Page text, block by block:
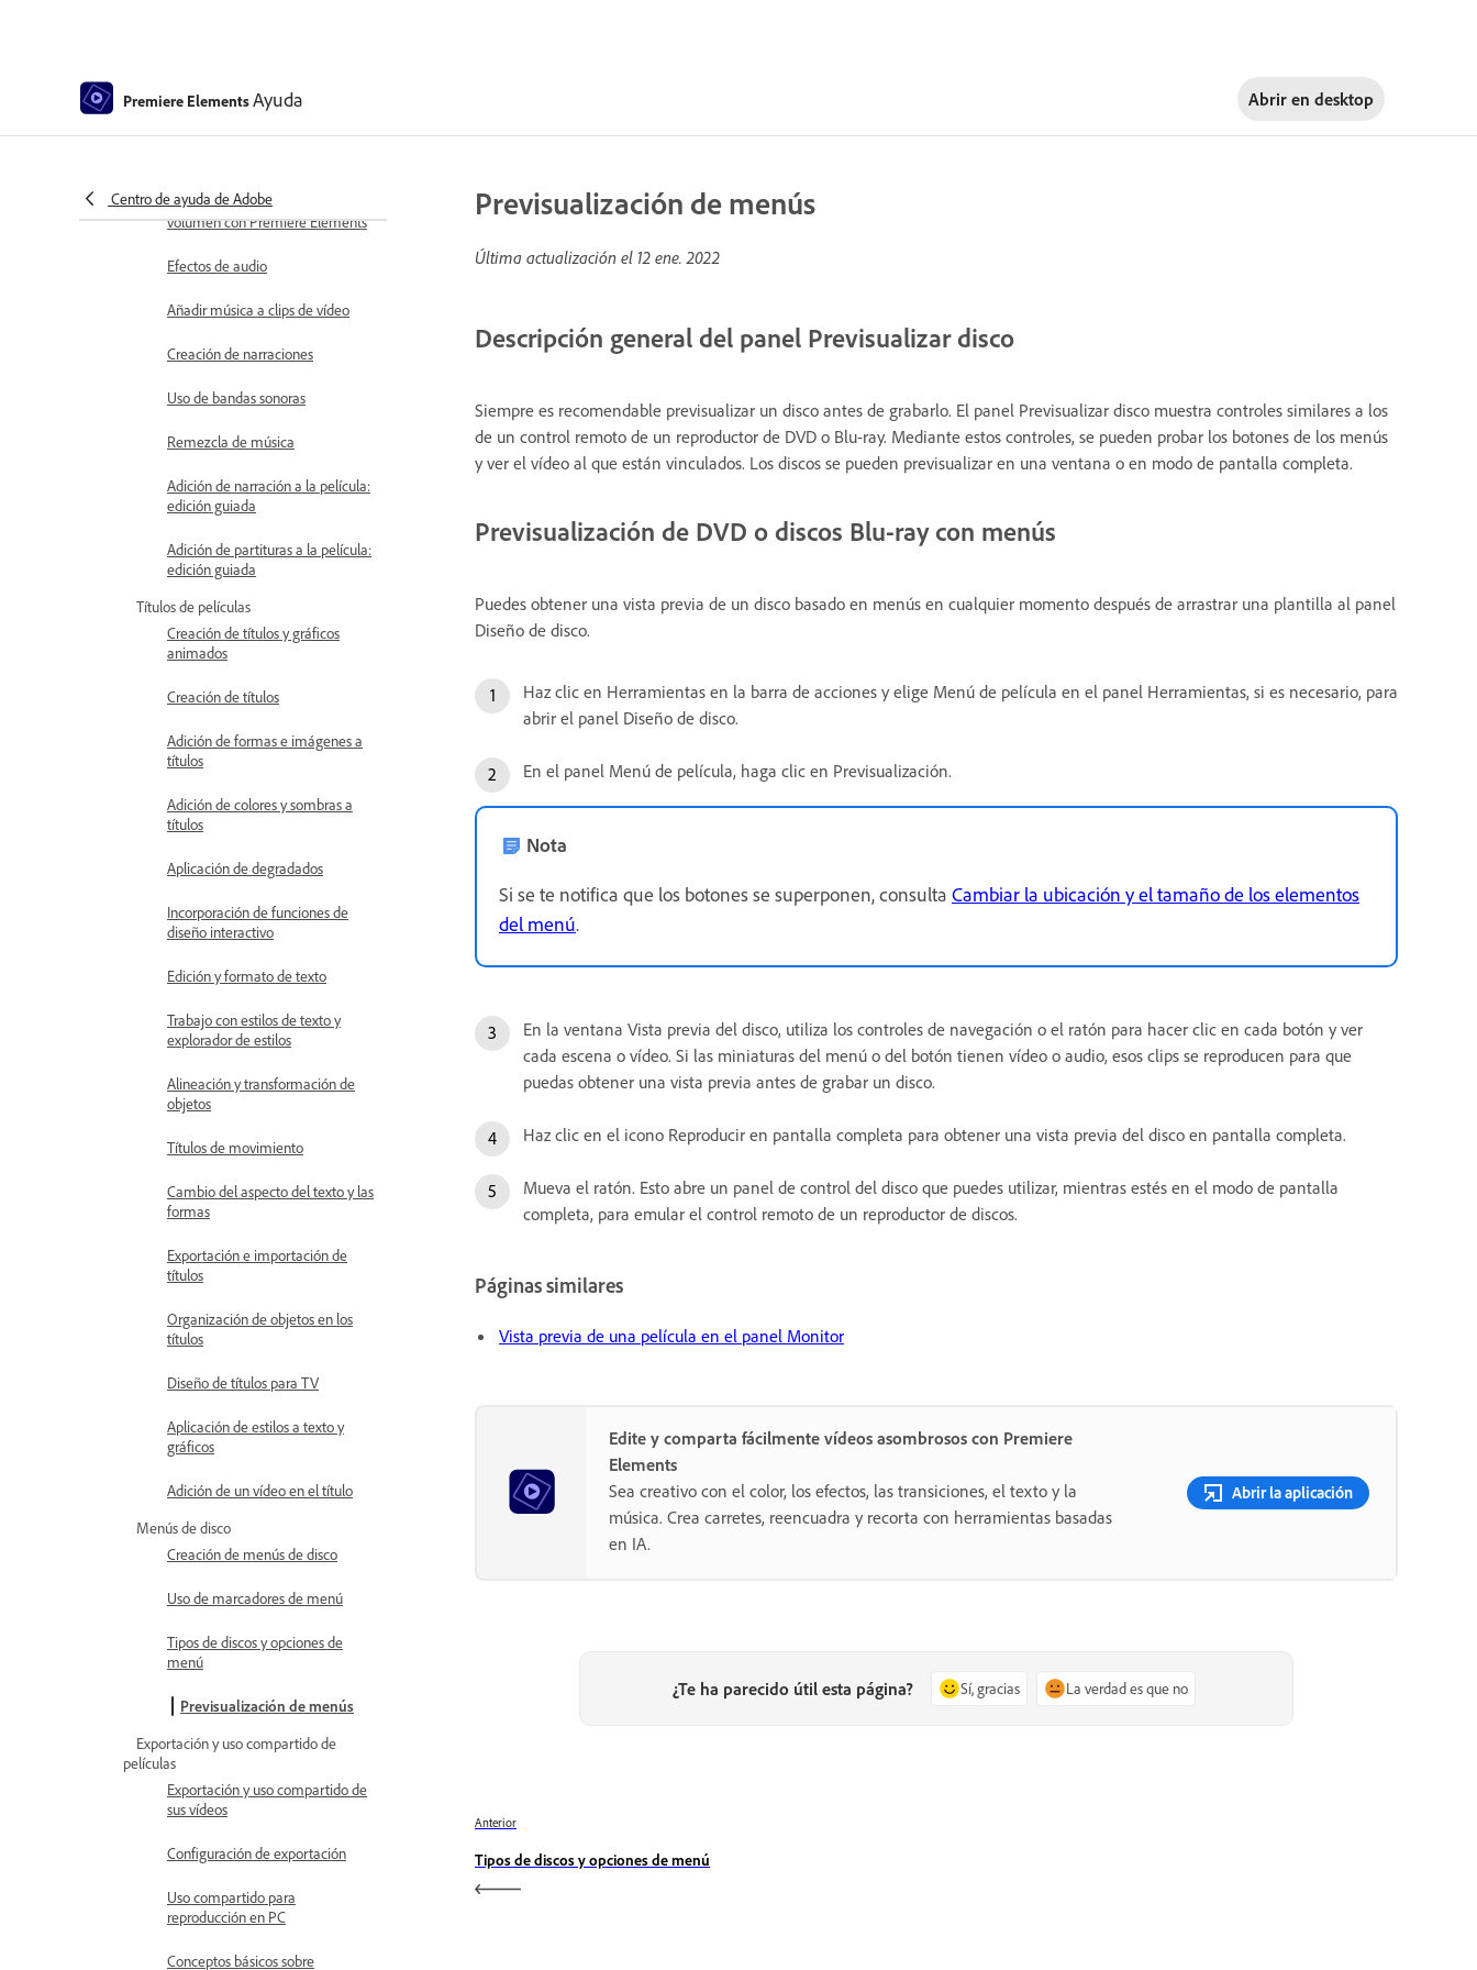
Premiere ElementsAyuda Abrir en desktop
Centro de ayuda de Adobe
Mates animados: edición guiada
Exposición doble: edición guiada
Mezcla de audio y ajuste del
volumen con Premiere Elements
Efectos de audio
Añadir música a clips de vídeo
Creación de narraciones
Uso de bandas sonoras
Remezcla de música
Adición de narración a la película:
edición guiada
Adición de partituras a la película:
edición guiada
Títulos de películas
Creación de títulos y gráficos
animados
Creación de títulos
Adición de formas e imágenes a
títulos
Adición de colores y sombras a
títulos
Aplicación de degradados
Incorporación de funciones de
diseño interactivo
Edición y formato de texto
Trabajo con estilos de texto y
explorador de estilos
Alineación y transformación de
objetos
Títulos de movimiento
Cambio del aspecto del texto y las
formas
Exportación e importación de
títulos
Organización de objetos en los
títulos
Diseño de títulos para TV
Aplicación de estilos a texto y
gráficos
Adición de un vídeo en el título
Menús de disco
Creación de menús de disco
Uso de marcadores de menú
Tipos de discos y opciones de
menú
Previsualización de menús
Exportación y uso compartido de
películas
Exportación y uso compartido de
sus vídeos
Configuración de exportación
Uso compartido para
reproducción en PC
Conceptos básicos sobre
Previsualización de menús
Última actualización el 12 ene. 2022
Descripción general del panel Previsualizar disco
Siempre es recomendable previsualizar un disco antes de grabarlo. El panel Previsualizar disco muestra controles similares a los
de un control remoto de un reproductor de DVD o Blu-ray. Mediante estos controles, se pueden probar los botones de los menús
y ver el vídeo al que están vinculados. Los discos se pueden previsualizar en una ventana o en modo de pantalla completa.
Previsualización de DVD o discos Blu-ray con menús
Puedes obtener una vista previa de un disco basado en menús en cualquier momento después de arrastrar una plantilla al panel
Diseño de disco.
Haz clic en Herramientas en la barra de acciones y elige Menú de película en el panel Herramientas, si es necesario, para
abrir el panel Diseño de disco.
En el panel Menú de película, haga clic en Previsualización.
Nota
Si se te notifica que los botones se superponen, consulta Cambiar la ubicación y el tamaño de los elementos
del menú.
En la ventana Vista previa del disco, utiliza los controles de navegación o el ratón para hacer clic en cada botón y ver
cada escena o vídeo. Si las miniaturas del menú o del botón tienen vídeo o audio, esos clips se reproducen para que
puedas obtener una vista previa antes de grabar un disco.
Haz clic en el icono Reproducir en pantalla completa para obtener una vista previa del disco en pantalla completa.
Mueva el ratón. Esto abre un panel de control del disco que puedes utilizar, mientras estés en el modo de pantalla
completa, para emular el control remoto de un reproductor de discos.
Páginas similares
Vista previa de una película en el panel Monitor
Edite y comparta fácilmente vídeos asombrosos con Premiere
Elements
Sea creativo con el color, los efectos, las transiciones, el texto y la
música. Crea carretes, reencuadra y recorta con herramientas basadas
en IA.
Abrir la aplicación
¿Te ha parecido útil esta página? Sí, gracias La verdad es que no
Anterior
Tipos de discos y opciones de menú